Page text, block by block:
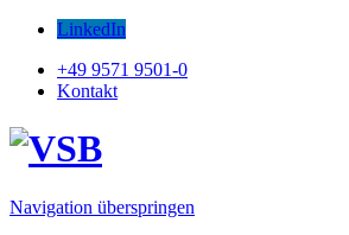
LinkedIn
+49 9571 9501-0
Kontakt
Navigation überspringen